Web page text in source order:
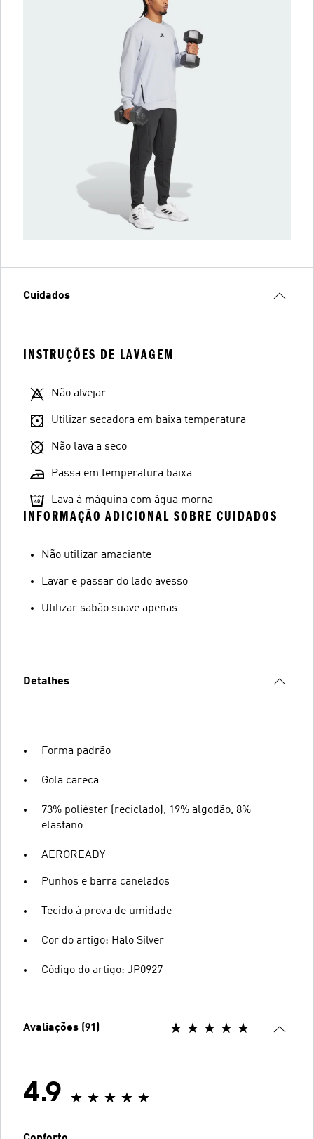
Cuidados
INSTRUÇÕES DE LAVAGEM
Não alvejar
Utilizar secadora em baixa temperatura
Não lava a seco
Passa em temperatura baixa
Lava à máquina com água morna
INFORMAÇÃO ADICIONAL SOBRE CUIDADOS
Não utilizar amaciante
Lavar e passar do lado avesso
Utilizar sabão suave apenas
Detalhes
Forma padrão
Gola careca
73% poliéster (reciclado), 19% algodão, 8%
elastano
AEROREADY
Punhos e barra canelados
Tecido à prova de umidade
Cor do artigo: Halo Silver
Código do artigo: JP0927
Avaliações (91)
4.9